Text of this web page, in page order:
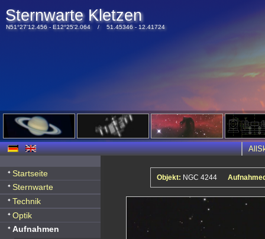
Sternwarte Kletzen
N51°27'12.456 - E12°25'2.064 / 51.45346 - 12.41724
Startseite
Sternwarte
Technik
Optik
Aufnahmen
Objekt: NGC 4244